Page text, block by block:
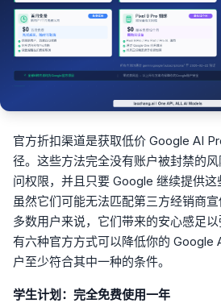
官方折扣渠道是获取低价 Google AI
径。这些方法完全没有账户被封禁的
问权限，并且只要 Google 继续提供这
虽然它们可能无法匹配第三方经销商
多数用户来说，它们带来的安心感足
有六种官方方式可以降低你的 Google
户至少符合其中一种的条件。
学生计划：完全免费使用一年